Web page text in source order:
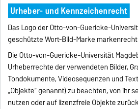
Urheber- und Kennzeichenrecht
Das Logo der Otto-von-Guericke-
geschützte Wort-Bild-Marke
Die Otto-von-Guericke-Universität
Urheberrechte der verwendeten Bilder,
Tondokumente, Videosequenzen und
„Objekte“ genannt) zu beachten, von ihr
nutzen oder auf lizenzfreie Objekte